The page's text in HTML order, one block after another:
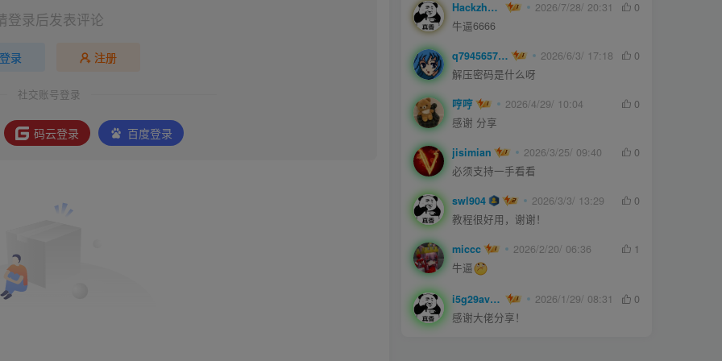
登录后发表评论
登录 注册
社交账号登录
码云登录 百度登录
Hackzheng 2026/7/28/ 20:31
0
牛逼6666
q794565750 2026/6/3/ 17:18
0
解压密码是什么呀
哼哼 2026/4/29/ 10:04
0
感谢 分享
jisimian 2026/3/25/ 09:40
0
必须支持一手看看
swl904 2026/3/3/ 13:29
0
教程很好用，谢谢！
miccc 2026/2/20/ 06:36
1
牛逼
i5g29ave0m 2026/1/29/ 08:31
0
感谢大佬分享！